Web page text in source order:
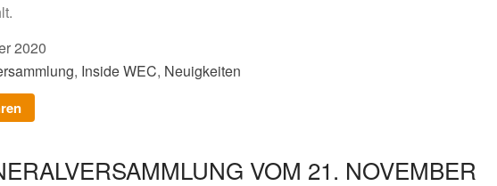
2020
, Inside WEC, Neuigkeiten
VOM 21. NOVEMBER